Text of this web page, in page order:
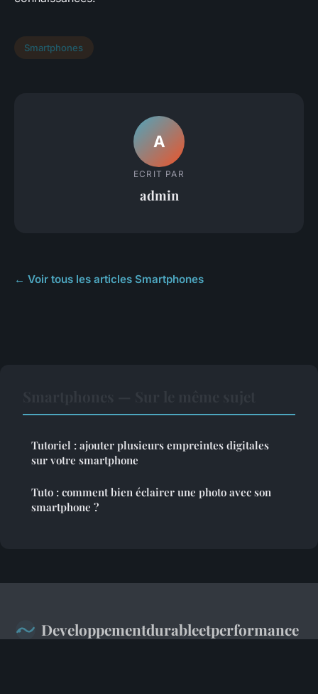
Smartphones
A
ECRIT PAR
admin
← Voir tous les articles Smartphones
Tutoriel : ajouter plusieurs empreintes digitales
sur votre smartphone
Tuto : comment bien éclairer une photo avec son
smartphone ?
Developpementdurableetperformance